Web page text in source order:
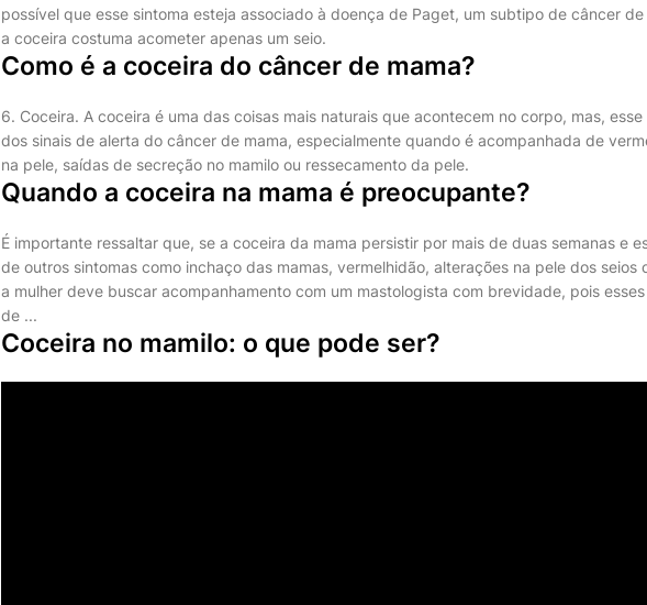
possível que esse sintoma esteja associado à doença de Paget, um subtipo de câncer
a coceira costuma acometer apenas um seio.
Como é a coceira do câncer de mama?
6. Coceira. A coceira é uma das coisas mais naturais que acontecem no corpo, mas,
dos sinais de alerta do câncer de mama, especialmente quando é acompanhada de
na pele, saídas de secreção no mamilo ou ressecamento da pele.
Quando a coceira na mama é preocupante?
É importante ressaltar que, se a coceira da mama persistir por mais de duas semanas e
de outros sintomas como inchaço das mamas, vermelhidão, alterações na pele dos seios
a mulher deve buscar acompanhamento com um mastologista com brevidade, pois
de ...
Coceira no mamilo: o que pode ser?